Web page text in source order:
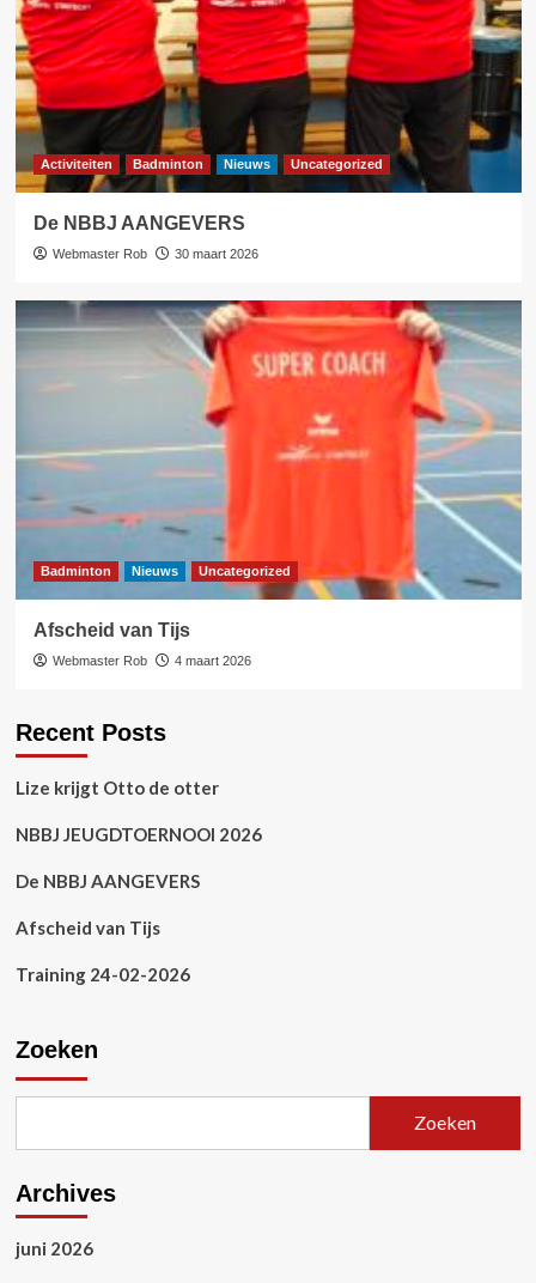
Activiteiten Badminton Nieuws Uncategorized
De NBBJ AANGEVERS
Webmaster Rob 30 maart 2026
Badminton Nieuws Uncategorized
Afscheid van Tijs
Webmaster Rob 4 maart 2026
Recent Posts
Lize krijgt Otto de otter
NBBJ JEUGDTOERNOOI 2026
De NBBJ AANGEVERS
Afscheid van Tijs
Training 24-02-2026
Zoeken
Zoeken
Archives
juni 2026